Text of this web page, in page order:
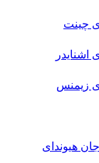
چینت
اشنایدر
زیمنس
هیوندای